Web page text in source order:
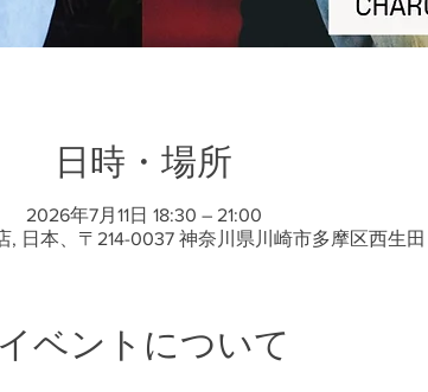
日時・場所
2026年7月11日 18:30 – 21:00
, 日本、〒214-0037 神奈川県川崎市多摩区西生
イベントについて